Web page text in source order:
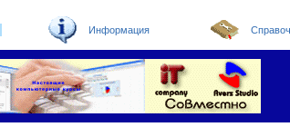
Информация